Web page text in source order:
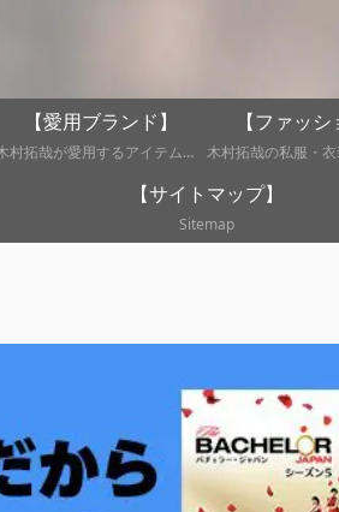
【愛用ブランド】
木村拓哉が愛用するアイテム・ブランド情報まとめ。
【ファッシ
【サイトマップ】
Sitemap